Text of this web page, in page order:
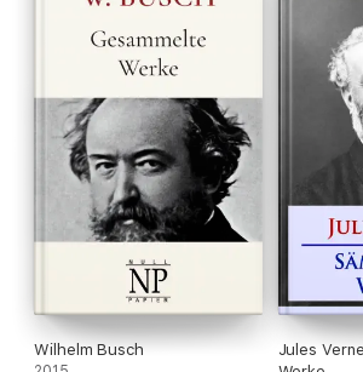
Wilhelm Busch
Jules